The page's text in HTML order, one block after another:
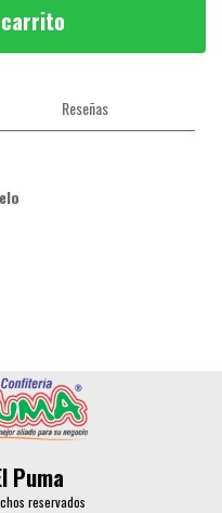
Reseñas
Puma
reservados